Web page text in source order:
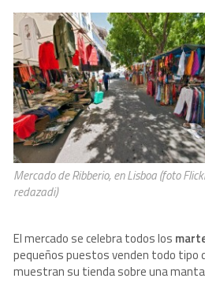
Mercado de Ribberio, en Lisboa (foto
redazadi)
El mercado se celebra todos los
pequeños puestos venden todo tipo
muestran su tienda sobre una